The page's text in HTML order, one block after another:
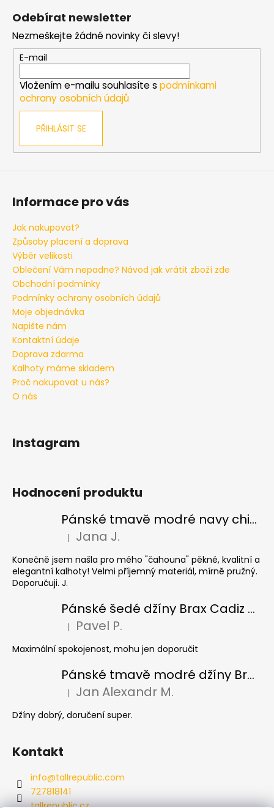
s
u
Odebírat newsletter
Nezmeškejte žádné novinky či slevy!
E-mail
Vložením e-mailu souhlasíte s podmínkami
ochrany osobních údajů
PŘIHLÁSIT SE
Informace pro vás
Jak nakupovat?
Způsoby placení a doprava
Výběr velikosti
Oblečení Vám nepadne? Návod jak vrátit zboží zde
Obchodní podmínky
Podmínky ochrany osobních údajů
Moje objednávka
Napište nám
Kontaktní údaje
Doprava zdarma
Kalhoty máme skladem
Proč nakupovat u nás?
O nás
Instagram
Hodnocení produktu
Pánské tmavě modré navy chinos Ed Baxter, prodloužené
Hodnocení produktu je 5 z 5 hvězdiček.
| Jana J.
Konečně jsem našla pro mého "čahouna" pěkné, kvalitní a
elegantní kalhoty! Velmi příjemný materiál, mírně pružný.
Doporučuji. J.
Pánské šedé džíny Brax Cadiz Grey smoke, prodloužené
Hodnocení produktu je 5 z 5 hvězdiček.
| Pavel P.
Maximální spokojenost, mohu jen doporučit
Pánské tmavě modré džíny Brax Cadiz Dark blue, prodloužené
Hodnocení produktu je 5 z 5 hvězdiček.
| Jan Alexandr M.
Džíny dobrý, doručení super.
Kontakt
info@tallrepublic.com
727818141